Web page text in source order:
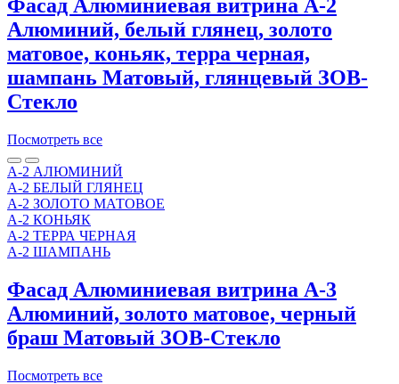
Фасад Алюминиевая витрина A-2
Алюминий, белый глянец, золото
матовое, коньяк, терра черная,
шампань Матовый, глянцевый ЗОВ-
Стекло
Посмотреть все
A-2 АЛЮМИНИЙ
A-2 БЕЛЫЙ ГЛЯНЕЦ
A-2 ЗОЛОТО МАТОВОЕ
A-2 КОНЬЯК
A-2 ТЕРРА ЧЕРНАЯ
A-2 ШАМПАНЬ
Фасад Алюминиевая витрина A-3
Алюминий, золото матовое, черный
браш Матовый ЗОВ-Стекло
Посмотреть все